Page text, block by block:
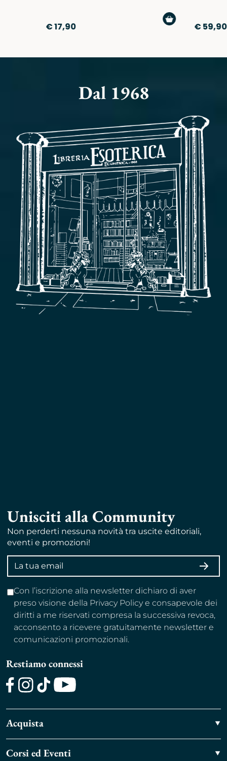
€ 17,90
AGGIUNGI
€ 59,90
Dal 1968
Unisciti alla Community
Non perderti nessuna novità tra uscite editoriali,
eventi e promozioni!
Indirizzo
email
Con l’iscrizione alla newsletter dichiaro di aver
preso visione della Privacy Policy e consapevole dei
diritti a me riservati compresa la successiva revoca,
acconsento a ricevere gratuitamente newsletter e
comunicazioni promozionali.
Restiamo connessi
Acquista
Corsi ed Eventi